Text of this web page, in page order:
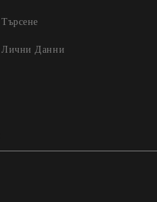
Търсене
Лични Данни